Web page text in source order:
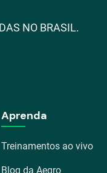
NO BRASIL.
Aprenda
Treinamentos ao vivo
Blog da Aegro